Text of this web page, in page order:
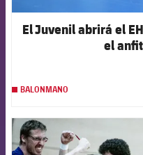
El Juvenil abrirá el
el
BALONMANO